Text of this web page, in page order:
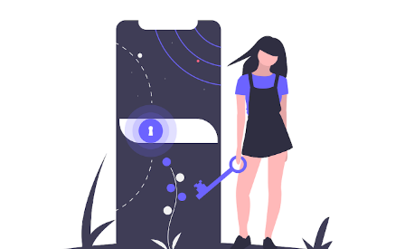
दिन माछापोखरी, काठमाडौँबाट बस चढ्दा, लोप्साङ हामी भन्दा
अघिल्लो सिटमा थियो । ९ घन्टा लामो बस यात्रामा, लाउरा सँग खासै
केही कुरा नभएपनि, लोप्साङ हाम्रो लागि पनि गाइड झैँ बनिसकेको
थियो । स्याफ्रुवेसी, विवेक दाइ र मेरो लागि नौलो थियो, लोप्साङकै पछि